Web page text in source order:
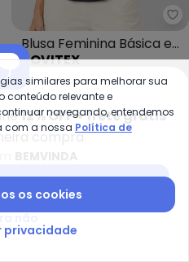
- Blusa (Azul) em Jeans
Blusa Feminina Básica em
Visco Classic (Azul)
ROVITEX
R$ 59,99R$ 69,99
ou2xdeR$ 29,99
12% OFF + frete grátis
compra
similares para melhorar sua
conteúdo relevante e
navegando, entendemos
com a nossa Política de
os cookies
privacidade